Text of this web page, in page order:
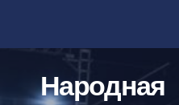
содержимому
Народная